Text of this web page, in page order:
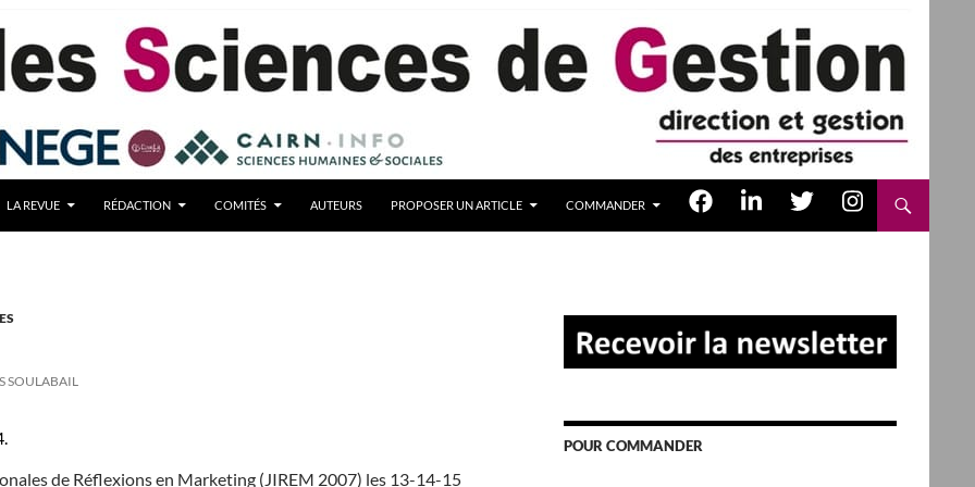
LA REVUE RÉDACTION COMITÉS AUTEURS PROPOSER UN ARTICLE COMMANDER
SOULABAIL
de Réflexions en Marketing (JIREM 2007) les 13-14-15
POUR COMMANDER